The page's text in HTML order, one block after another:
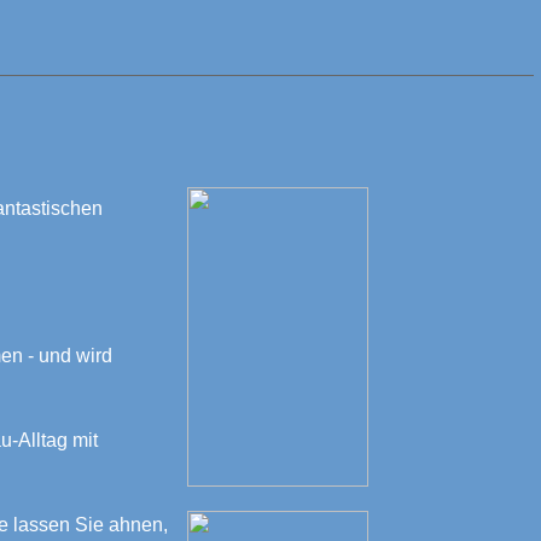
- und wird
Alltag mit
lassen Sie ahnen,